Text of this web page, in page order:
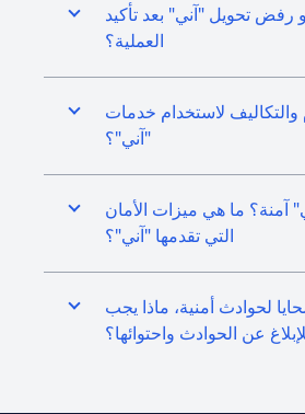
رفض تحويل "آني" بعد تأكيد
العملية؟
لاستخدام خدمات
"آني"؟
ما هي ميزات الأمان
التي تقدمها "آني"؟
لحوادث أمنية، ماذا يجب
عن الحوادث واحتوائها؟